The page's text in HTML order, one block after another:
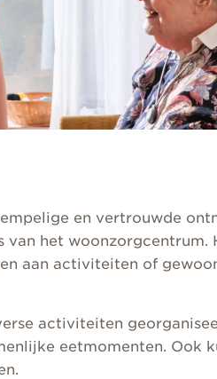
en vertrouwde
van het
aan activiteiten of
activiteiten
eetmomenten. Ook